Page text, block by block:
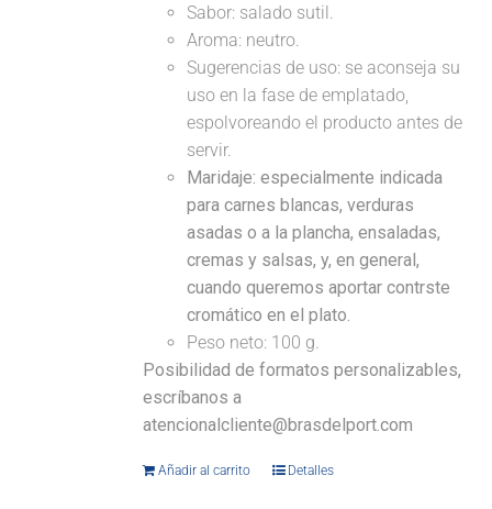
Sabor: salado sutil.
Aroma: neutro.
Sugerencias de uso: se aconseja su
uso en la fase de emplatado,
espolvoreando el producto antes de
servir.
Maridaje: especialmente indicada
para carnes blancas, verduras
asadas o a la plancha, ensaladas,
cremas y salsas, y, en general,
cuando queremos aportar contrste
cromático en el plato.
Peso neto: 100 g.
Posibilidad de formatos personalizables,
escríbanos a
atencionalcliente@brasdelport.com
Añadir al carrito Detalles